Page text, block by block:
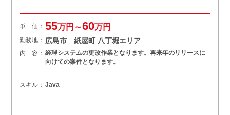
単 価： 55万円～60万円
勤務地： 広島市 紙屋町 八丁堀エリア
内 容： 経理システムの更改作業となります。再来年のリリースに
向けての案件となります。
スキル： Java